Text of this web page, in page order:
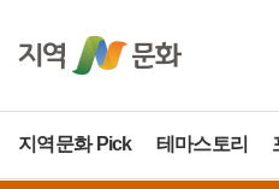
지역문화 Pick 테마스토리